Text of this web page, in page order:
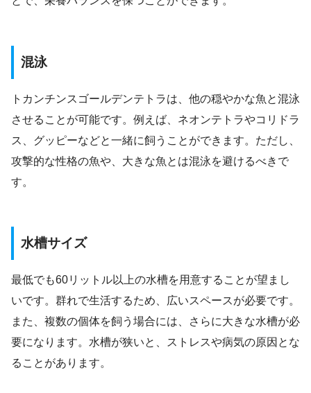
混泳
トカンチンスゴールデンテトラは、他の穏やかな魚と混泳
させることが可能です。例えば、ネオンテトラやコリドラ
ス、グッピーなどと一緒に飼うことができます。ただし、
攻撃的な性格の魚や、大きな魚とは混泳を避けるべきで
す。
水槽サイズ
最低でも60リットル以上の水槽を用意することが望まし
いです。群れで生活するため、広いスペースが必要です。
また、複数の個体を飼う場合には、さらに大きな水槽が必
要になります。水槽が狭いと、ストレスや病気の原因とな
ることがあります。